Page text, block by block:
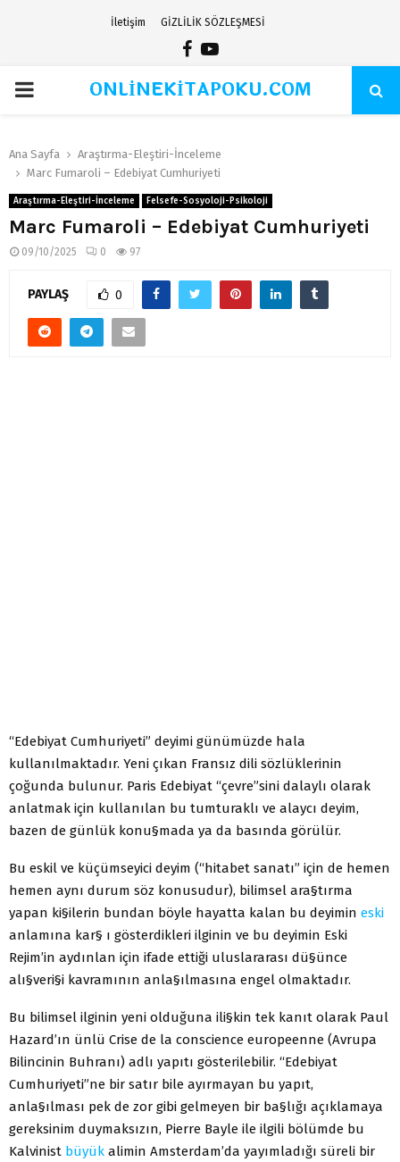
İletişim GİZLİLİK SÖZLEŞMESİ
Facebook
Youtube
PRIMARYONLİNEKİTAPOKU.COM
Ana Sayfa
Araştırma-Eleştiri-İnceleme
Marc Fumaroli – Edebiyat Cumhuriyeti
Araştırma-Eleştiri-İnceleme Felsefe-Sosyoloji-Psikoloji
Marc Fumaroli – Edebiyat Cumhuriyeti
09/10/2025 0 97
PAYLAŞ 0
“Edebiyat Cumhuriyeti” deyimi günümüzde hala
kullanılmaktadır. Yeni çıkan Fransız dili sözlüklerinin
çoğunda bulunur. Paris Edebiyat “çevre”sini dalaylı olarak
anlatmak için kullanılan bu tumturaklı ve alaycı deyim,
bazen de günlük konu§mada ya da basında görülür.
Bu eskil ve küçümseyici deyim (“hitabet sanatı” için de hemen
hemen aynı durum söz konusudur), bilimsel ara§tırma
yapan ki§ilerin bundan böyle hayatta kalan bu deyimin eski
anlamına kar§ ı gösterdikleri ilginin ve bu deyimin Eski
Rejim’in aydınlan için ifade ettiği uluslararası dü§ünce
alı§veri§i kavramının anla§ılmasına engel olmaktadır.
Bu bilimsel ilginin yeni olduğuna ili§kin tek kanıt olarak Paul
Hazard’ın ünlü Crise de la conscience europeenne (Avrupa
Bilincinin Buhranı) adlı yapıtı gösterilebilir. “Edebiyat
Cumhuriyeti”ne bir satır bile ayırmayan bu yapıt,
anla§ılması pek de zor gibi gelmeyen bir ba§lığı açıklamaya
gereksinim duymaksızın, Pierre Bayle ile ilgili bölümde bu
Kalvinist büyük alimin Amsterdam’da yayımladığı süreli bir